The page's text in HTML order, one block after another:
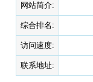
网站简介:
综合排名:
访问速度:
联系地址: